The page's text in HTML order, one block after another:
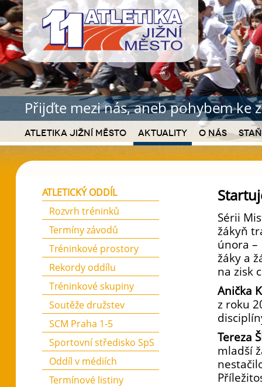
Přijďte mezi nás, aneb pohybem ke
Atletika Jižní Město Aktuality O nás
Sérii
žákyň
února –
žáky a
na zisk
Anička
z roku
Tereza
mladší
ATLETICKÝ ODDÍL
Rozvrh tréninků
Termíny závodů
Tréninkové prostory
Rekordy oddílu
Tréninkové skupiny
Soutěže družstev
SCM Praha 1-5
Sportovní středisko SpS
Oddíl v médiích
Termínové listiny